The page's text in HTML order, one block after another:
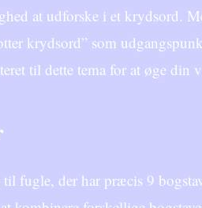
at udforske i et krydsord.
krydsord” som
til dette tema for at øge
fugle, der har præcis 9